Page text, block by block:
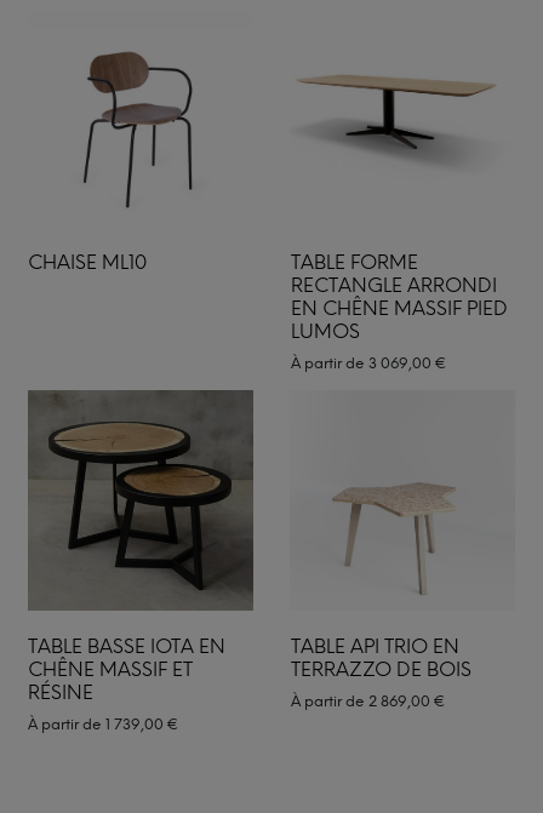
CHAISE ML10
TABLE FORME
RECTANGLE ARRONDI
EN CHÊNE MASSIF PIED
LUMOS
À partir de 3 069,00 €
TABLE BASSE IOTA EN
CHÊNE MASSIF ET
RÉSINE
À partir de 1 739,00 €
TABLE API TRIO EN
TERRAZZO DE BOIS
À partir de 2 869,00 €